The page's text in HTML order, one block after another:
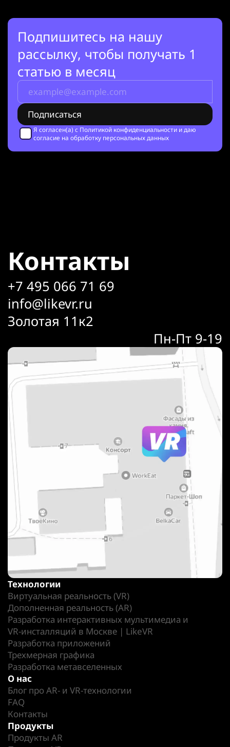
Подпишитесь на нашу
рассылку, чтобы получать 1
статью в месяц
Я согласен(а) с Политикой конфиденциальности и даю
согласие на обработку персональных данных
Контакты
+7 495 066 71 69
info@likevr.ru
Золотая 11к2
Пн-Пт 9-19
Технологии
Виртуальная реальность (VR)
Дополненная реальность (AR)
Разработка интерактивных мультимедиа и
VR-инсталляций в Москве | LikeVR
Разработка приложений
Трехмерная графика
Разработка метавселенных
О нас
Блог про AR- и VR-технологии
FAQ
Контакты
Продукты
Продукты AR